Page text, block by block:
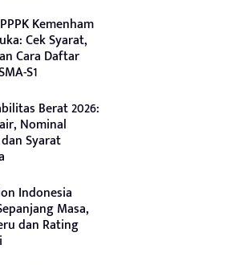
Kemenham
Cek Syarat,
Cara Daftar
S1
Berat 2026:
Nominal
Syarat
Indonesia
Masa,
dan Rating